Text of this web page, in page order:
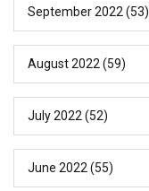
September 2022 (53)
August 2022 (59)
July 2022 (52)
June 2022 (55)